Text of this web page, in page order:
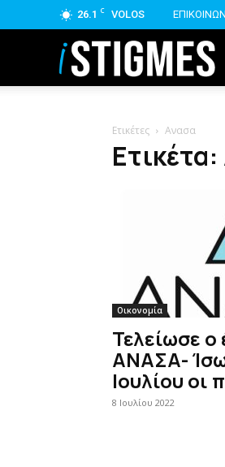
26.1 C VOLOS
Ετικέτες Ανασα
Οικονομία
Τελείωσε ο
ΑΝΑΣΑ-
Ιουλίου
8 Ιουλίου 2022